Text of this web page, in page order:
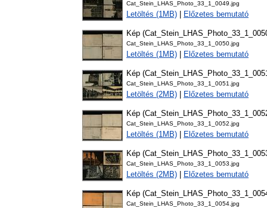
Cat_Stein_LHAS_Photo_33_1_0049.jpg
Letöltés (1MB) Előzetes bemutató
Kép
Cat_Stein_LHAS_Photo_33_1_0050.jpg
Letöltés (1MB) Előzetes bemutató
Kép
Cat_Stein_LHAS_Photo_33_1_0051.jpg
Letöltés (2MB) Előzetes bemutató
Kép
Cat_Stein_LHAS_Photo_33_1_0052.jpg
Letöltés (1MB) Előzetes bemutató
Kép
Cat_Stein_LHAS_Photo_33_1_0053.jpg
Letöltés (2MB) Előzetes bemutató
Kép
Cat_Stein_LHAS_Photo_33_1_0054.jpg